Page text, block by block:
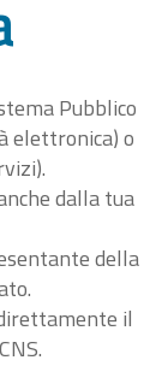
Pubblico
elettronica) o
dalla tua
della
il